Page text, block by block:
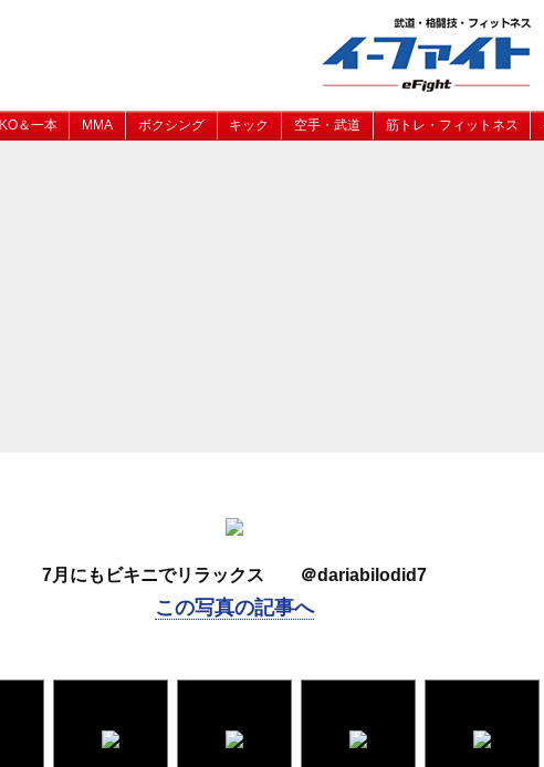
KO＆一本 MMA ボクシング キック 空手・武道 筋トレ・フィットネス
7月にもビキニでリラックス ＠dariabilodid7
この写真の記事へ